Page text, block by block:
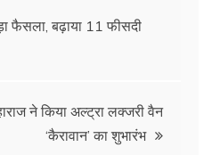
फैसला, बढ़ाया 11 फीसदी
ने किया अल्ट्रा लक्जरी वैन
‘कैरावान’ का शुभारंभ